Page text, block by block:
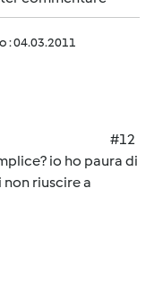
: 04.03.2011
#12
io ho paura di
riuscire a